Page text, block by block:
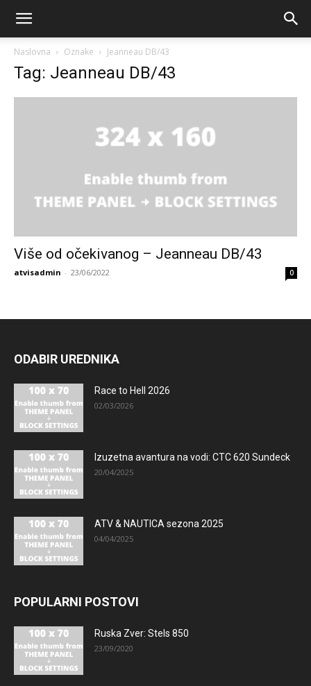
Naslovna Oznake Jeanneau DB/43
Tag: Jeanneau DB/43
Više od očekivanog – Jeanneau DB/43
atvisadmin - 23/06/2022 0
ODABIR UREDNIKA
Race to Hell 2026
02/03/2026
Izuzetna avantura na vodi: CTC 620 Sundeck
20/04/2025
ATV & NAUTICA sezona 2025
04/04/2025
POPULARNI POSTOVI
Ruska Zver: Stels 850
23/09/2020